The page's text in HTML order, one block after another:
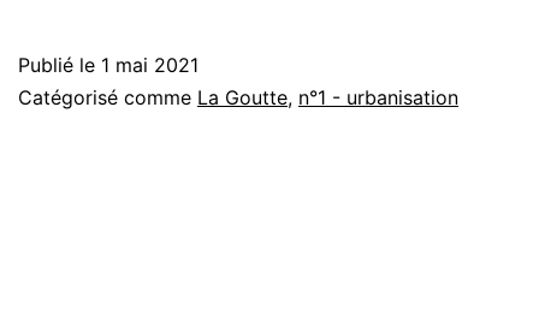
Publié le 1 mai 2021
Catégorisé comme La Goutte, n°1 - urbanisation